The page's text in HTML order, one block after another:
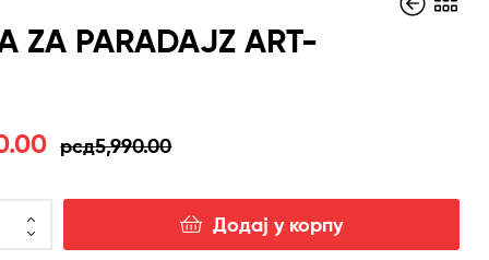
ZA PARADAJZ ART-
рсд5,990.00
Додај у корпу